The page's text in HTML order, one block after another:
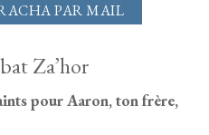
PAR MAIL
Za’hor
pour Aaron, ton frère,